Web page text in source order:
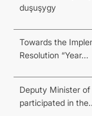
duşuşygy
Towards the
Resolution “Year...
Deputy Minister
participated in